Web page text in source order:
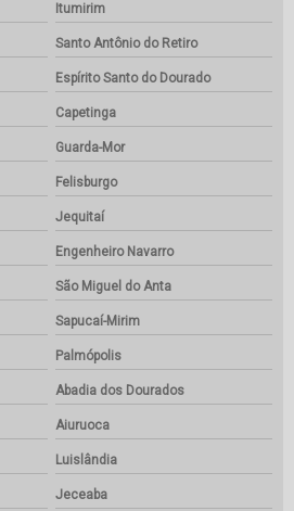
Itumirim
Santo Antônio do Retiro
Espírito Santo do Dourado
Capetinga
Guarda-Mor
Felisburgo
Jequitaí
Engenheiro Navarro
São Miguel do Anta
Sapucaí-Mirim
Palmópolis
Abadia dos Dourados
Aiuruoca
Luislândia
Jeceaba